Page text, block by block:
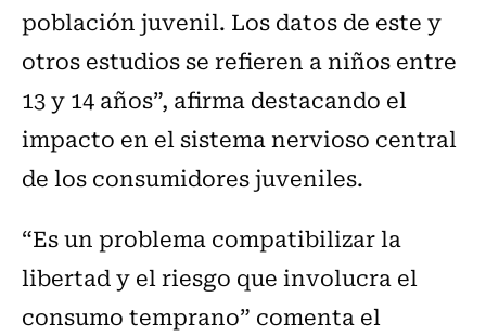
población juvenil. Los datos de este y
otros estudios se refieren a niños entre
13 y 14 años”, afirma destacando el
impacto en el sistema nervioso central
de los consumidores juveniles.
“Es un problema compatibilizar la
libertad y el riesgo que involucra el
consumo temprano” comenta el